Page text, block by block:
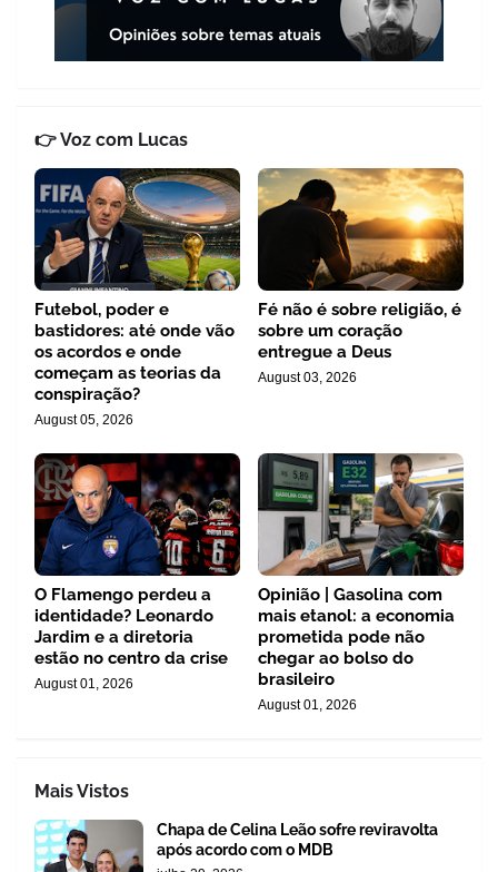
👉 Voz com Lucas
Futebol, poder e
bastidores: até onde vão
os acordos e onde
começam as teorias da
conspiração?
August 05, 2026
Fé não é sobre religião, é
sobre um coração
entregue a Deus
August 03, 2026
O Flamengo perdeu a
identidade? Leonardo
Jardim e a diretoria
estão no centro da crise
August 01, 2026
Opinião | Gasolina com
mais etanol: a economia
prometida pode não
chegar ao bolso do
brasileiro
August 01, 2026
Mais Vistos
Chapa de Celina Leão sofre reviravolta
após acordo com o MDB